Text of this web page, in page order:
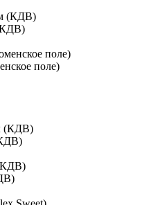
поле)